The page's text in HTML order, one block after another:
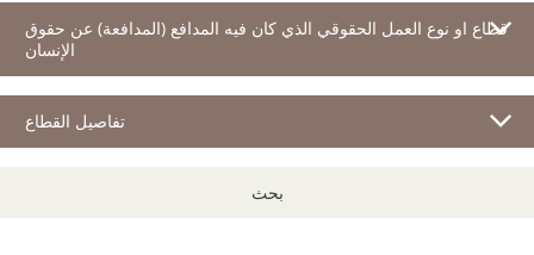
قطاع او نوع العمل الحقوقي الذي كان فيه المدافع (المدافعة) عن حقوق
الإنسان
تفاصيل القطاع
بحث